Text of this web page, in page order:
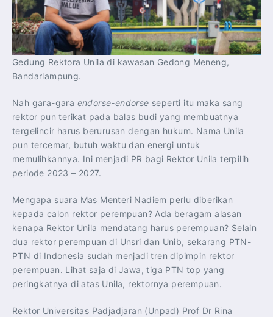
Gedung Rektora Unila di kawasan Gedong Meneng,
Bandarlampung.
Nah gara-gara endorse-endorse seperti itu maka sang
rektor pun terikat pada balas budi yang membuatnya
tergelincir harus berurusan dengan hukum. Nama Unila
pun tercemar, butuh waktu dan energi untuk
memulihkannya. Ini menjadi PR bagi Rektor Unila terpilih
periode 2023 – 2027.
Mengapa suara Mas Menteri Nadiem perlu diberikan
kepada calon rektor perempuan? Ada beragam alasan
kenapa Rektor Unila mendatang harus perempuan? Selain
dua rektor perempuan di Unsri dan Unib, sekarang PTN-
PTN di Indonesia sudah menjadi tren dipimpin rektor
perempuan. Lihat saja di Jawa, tiga PTN top yang
peringkatnya di atas Unila, rektornya perempuan.
Rektor Universitas Padjadjaran (Unpad) Prof Dr Rina